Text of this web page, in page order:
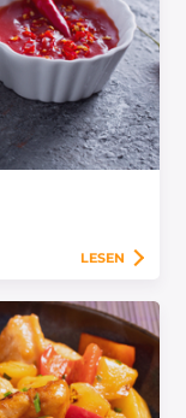
LESEN